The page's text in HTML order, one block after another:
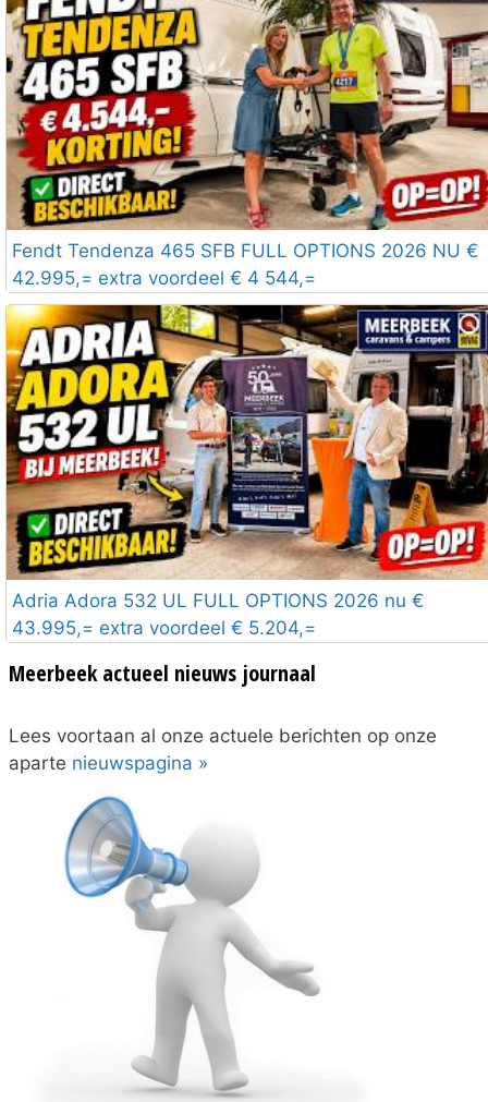
Fendt Tendenza 465 SFB FULL OPTIONS 2026 NU €
42.995,= extra voordeel € 4 544,=
Adria Adora 532 UL FULL OPTIONS 2026 nu €
43.995,= extra voordeel € 5.204,=
Meerbeek actueel nieuws journaal
Lees voortaan al onze actuele berichten op onze
aparte nieuwspagina »